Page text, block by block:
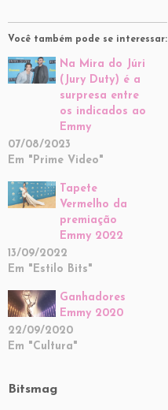
Você também pode se interessar:
Na Mira do Júri
(Jury Duty) é a
surpresa entre
os indicados ao
Emmy
07/08/2023
Em "Prime Video"
Tapete
Vermelho da
premiação
Emmy 2022
13/09/2022
Em "Estilo Bits"
Ganhadores
Emmy 2020
22/09/2020
Em "Cultura"
Bitsmag